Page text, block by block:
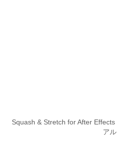
Squash & Stretch for After
アル